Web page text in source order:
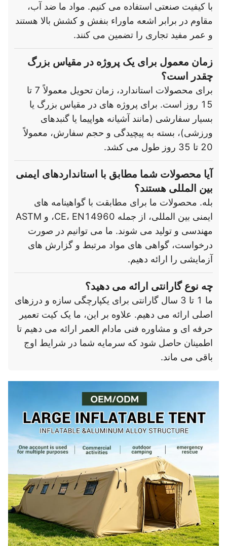
با کیفیت صنعتی استفاده می کنیم. مواد ما ضد آب،
مقاوم در برابر اشعه ماوراء بنفش و کشش بالا هستند
و عمر مفید تجاری را تضمین می کنند.
زمان معمول برای یک پروژه در مقیاس بزرگ
چقدر است؟
برای محصولات استاندارد، زمان تحویل معمولاً 7 تا
15 روز است. برای پروژه های در مقیاس بزرگ یا
بسیار سفارشی (مانند آشیانه هواپیما یا گنبدهای
ورزشی)، بسته به پیچیدگی و حجم سفارش، معمولاً
20 تا 35 روز طول می کشد.
آیا محصولات شما مطابق با استانداردهای ایمنی
بین المللی هستند؟
بله. محصولات ما برای مطابقت با گواهینامه های
ایمنی بین المللی، از جمله CE، EN14960، و ASTM
مهندسی و تولید می شوند. ما می توانیم در صورت
درخواست، گواهی های مواد مرتبط و گزارش های
آزمایشی را ارائه دهیم.
چه نوع گارانتی ارائه می دهید؟
ما 1 تا 3 سال گارانتی برای یکپارچگی سازه و درزهای
اصلی ارائه می دهیم. علاوه بر این، ما یک کیت تعمیر
حرفه ای و مشاوره فنی مادام العمر ارائه می دهیم تا
اطمینان حاصل شود که سرمایه شما در شرایط اوج
باقی می ماند.